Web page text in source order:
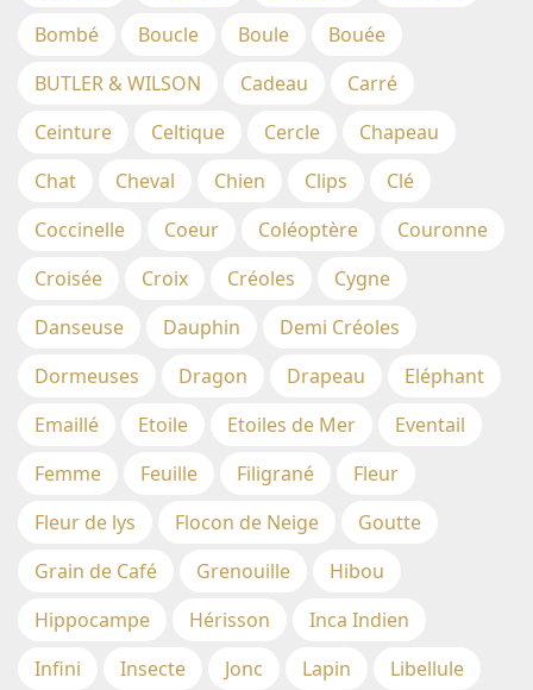
Bombé
Boucle Boule
Bouée
BUTLER & WILSON
Cadeau
Carré
Ceinture
Celtique Cercle
Chapeau
Chat
Cheval Chien Clips
Clé
Coccinelle
Coeur Coléoptère
Couronne
Croisée
Croix Créoles
Cygne
Danseuse
Dauphin
Demi Créoles
Dormeuses
Dragon Drapeau
Eléphant
Emaillé
Etoile Etoiles de Mer
Eventail
Femme
Feuille Filigrané
Fleur
Fleur de lys
Flocon de Neige
Goutte
Grain de Café
Grenouille
Hibou
Hippocampe
Hérisson
Inca Indien
Infini
Insecte Jonc Lapin
Libellule